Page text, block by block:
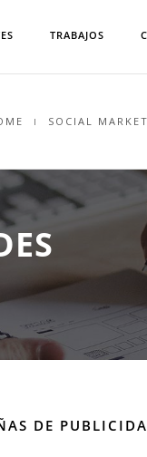
TRABAJOS
SOCIAL
DE